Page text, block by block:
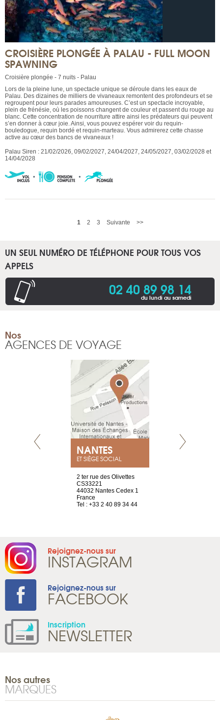
CROISIÈRE PLONGÉE À PALAU - FULL MOON
SPAWNING
Croisière plongée - 7 nuits - Palau
Lors de la pleine lune, un spectacle unique se déroule dans les eaux de
Palau. Des dizaines de milliers de vivaneaux remontent des profondeurs et se
regroupent pour leurs parades amoureuses. C’est un spectacle incroyable,
plein de frénésie, où les poissons changent de couleur et passent du rouge au
blanc. Cette concentration de nourriture attire ainsi les prédateurs qui peuvent
s’en donner à cœur joie. Ainsi, vous pouvez espérer voir du requin-
bouledogue, requin bordé et requin-marteau. Vous admirerez cette chasse
active au cœur des bancs de vivaneaux !
Palau Siren : 21/02/2026, 09/02/2027, 24/04/2027, 24/05/2027, 03/02/2028 et
14/04/2028
1 2 3 Suivante >>
UN SEUL NUMÉRO DE TÉLÉPHONE POUR TOUS VOS
APPELS
02 40 89 98 14
du lundi au samedi
Nos
AGENCES DE VOYAGE
NANTES
ET SIÈGE SOCIAL
2 ter rue des Olivettes
CS33221
44032 Nantes Cedex 1
France
Tel : +33 2 40 89 34 44
Rejoignez-nous sur
INSTAGRAM
Rejoignez-nous sur
FACEBOOK
Inscription
NEWSLETTER
Nos autres
MARQUES